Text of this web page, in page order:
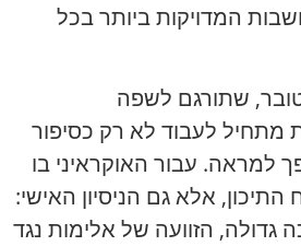
המדויקות ביותר בכל
7 באוקטובר, שתורגם לשפה
מתחיל לעבוד לא רק כסיפור
למראה. עבור האוקראיני בו
אלא גם הניסיון האישי:
גדולה, הזוועה של אלימות נגד